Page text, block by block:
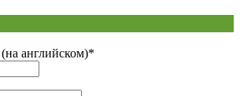
английском)*